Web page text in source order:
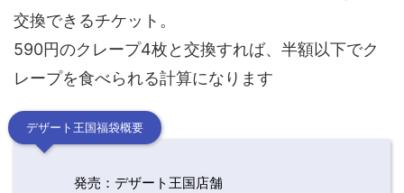
交換できるチケット。
590円のクレープ4枚と交換すれば、半額以下でク
レープを食べられる計算になります
デザート王国福袋概要
発売：デザート王国店舗